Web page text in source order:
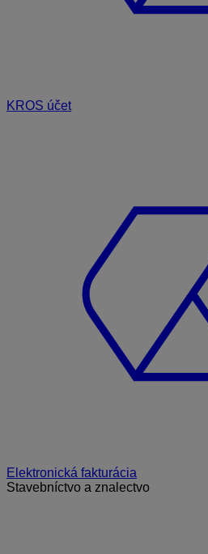
KROS účet
Elektronická fakturácia
Stavebníctvo a znalectvo